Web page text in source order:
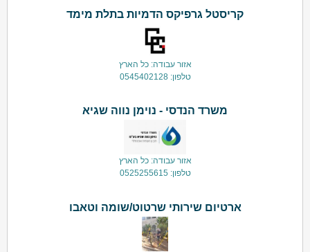
קריסטל גרפיקס הדמיות בתלת מימד
אזור עבודה: כל הארץ
טלפון: 0545402128
משרד הנדסי - נוימן נווה שגיא
אזור עבודה: כל הארץ
טלפון: 0525255615
ארטיום שירותי שרטוט/שומה וטאבו